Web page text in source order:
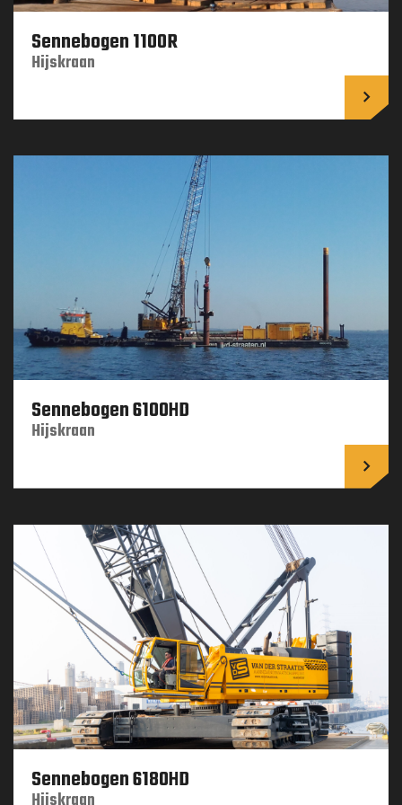
Sennebogen 1100R
Hijskraan
Lees
Sennebogen 6100HD
Hijskraan
Lees
Sennebogen 6180HD